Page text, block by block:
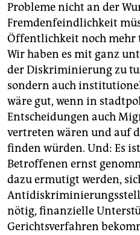
Probleme nicht an der
Fremdenfeindlichkeit
Öffentlichkeit noch mehr
Wir haben es mit ganz
der Diskriminierung zu
sondern auch
wäre gut, wenn in
Entscheidungen auch
vertreten wären und auf
finden würden. Und: Es
Betroffenen ernst
dazu ermutigt werden,
nötig, finanzielle
Gerichtsverfahren